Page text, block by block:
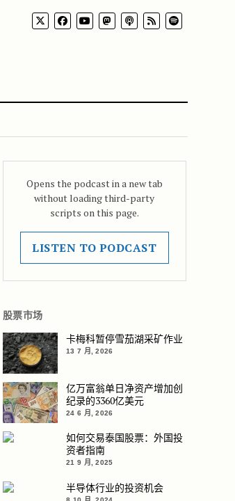
对比
Opens the podcast in a new tab
without loading third-party
scripts on this page.
LISTEN TO PODCAST
股票市场
卡梅科暂停雪茄湖采矿作业
13 7 月, 2026
亿万富翁单日净资产增加创
纪录的3360亿美元
24 6 月, 2026
如何交易泰国股票：外国投
资者指南
21 9 月, 2025
半导体行业的投资机会